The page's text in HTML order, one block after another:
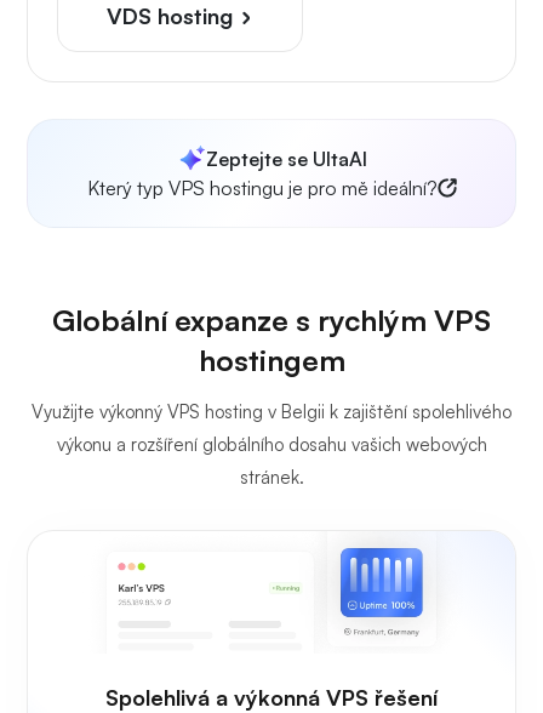
VDS hosting
Zeptejte se UltaAI
Který typ VPS hostingu je pro mě ideální?
Globální expanze s rychlým VPS
hostingem
Využijte výkonný VPS hosting v Belgii k zajištění spolehlivého
výkonu a rozšíření globálního dosahu vašich webových
stránek.
Spolehlivá a výkonná VPS řešení